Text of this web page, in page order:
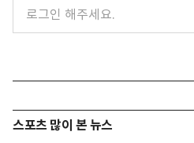
스포츠 많이 본 뉴스